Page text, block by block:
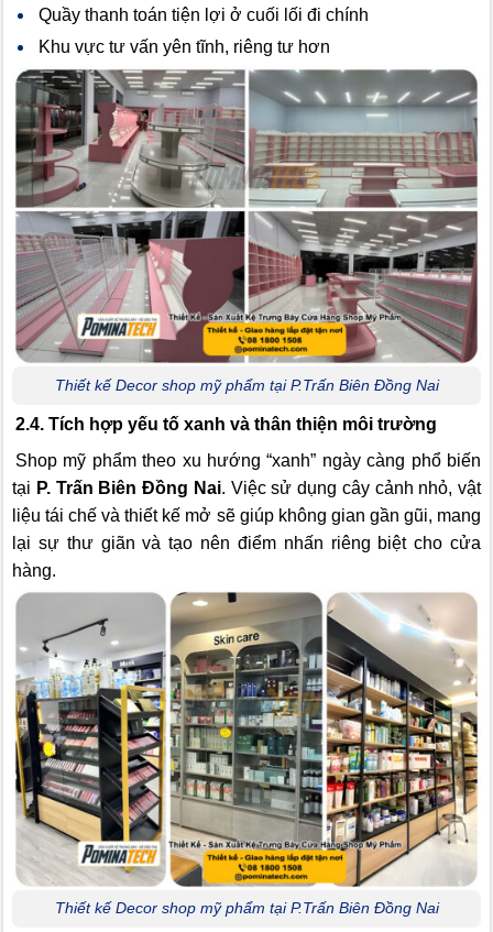
Quầy thanh toán tiện lợi ở cuối lối đi chính
Khu vực tư vấn yên tĩnh, riêng tư hơn
Thiết kế Decor shop mỹ phẩm tại P.Trấn Biên Đồng Nai
2.4. Tích hợp yếu tố xanh và thân thiện môi trường
Shop mỹ phẩm theo xu hướng “xanh” ngày càng phổ biến
tại P. Trấn Biên Đồng Nai. Việc sử dụng cây cảnh nhỏ, vật
liệu tái chế và thiết kế mở sẽ giúp không gian gần gũi, mang
lại sự thư giãn và tạo nên điểm nhấn riêng biệt cho cửa
hàng.
Thiết kế Decor shop mỹ phẩm tại P.Trấn Biên Đồng Nai